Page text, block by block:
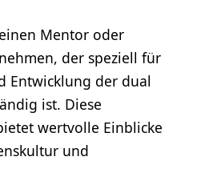
Mentor oder
der speziell für
Entwicklung der dual
ist. Diese
wertvolle Einblicke
und